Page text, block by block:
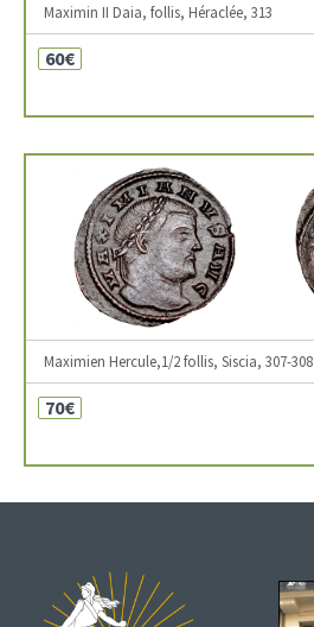
Maximin II Daia, follis, Héraclée, 313
60€
Maximien Hercule,1/2 follis, Siscia, 307-308
70€